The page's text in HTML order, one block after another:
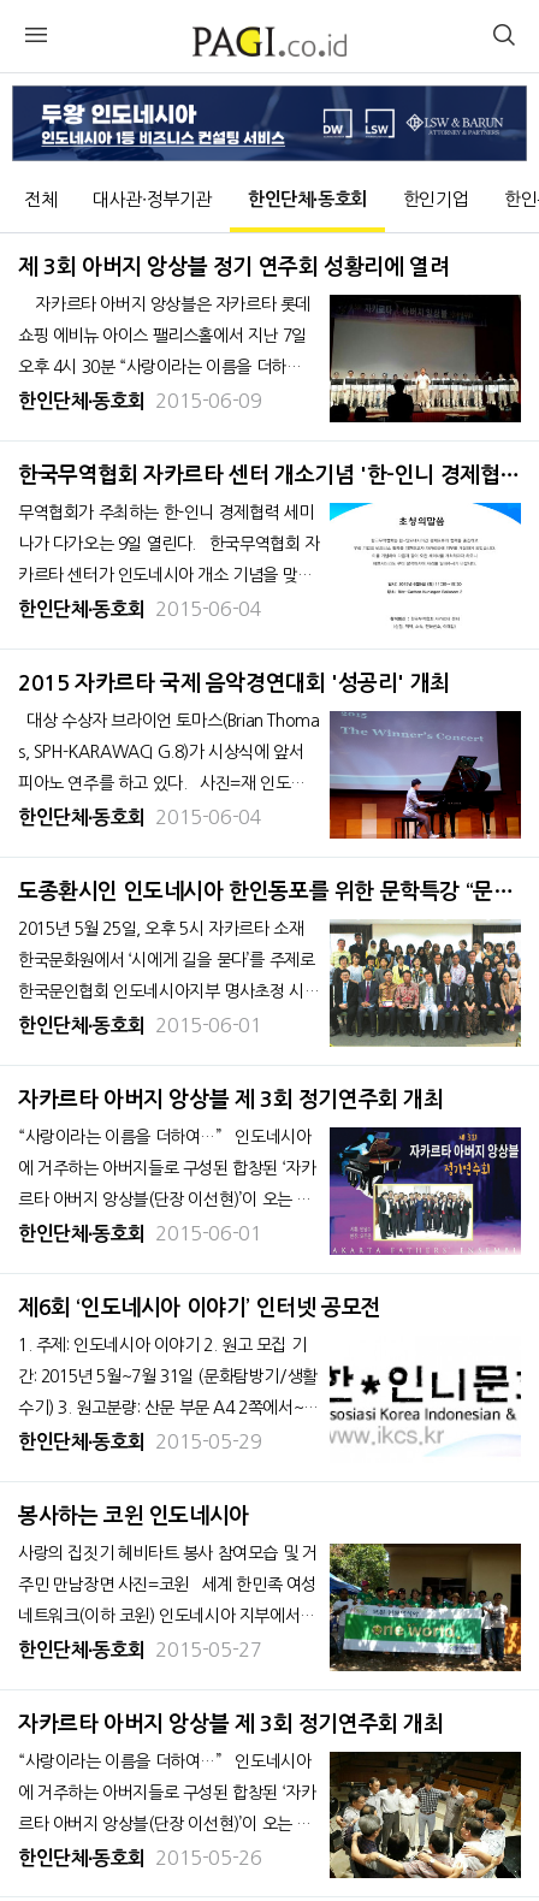
전체 대사관∙정부기관 한인단체∙동호회 한인기업 한
제 3회 아버지 앙상블 정기 연주회 성황리에 열려
쇼핑 에비뉴 아이스 팰리스홀에서 지난 7일
오후 4시 30분 “사랑이라는 이름을 더하
여…”라는 주제로 세 번째 정기연주회를 성황
버지들로 구성된 합창된 ‘자카르
한인단체∙동호회 2015-06-09
한국무역협회 자카르타 센터 개소기념 '한-인니 경제협력
세미나' 열려
무역협회가 주최하는 한-인니 경제협력 세미
나가 다가오는 9일 열린다. 한국무역협회 자
카르타 센터가 인도네시아 개소 기념을 맞아
한-인니 경제협력 세미나를 개최한다. 세미나
리츠 칼튼 꾸닝안 Ballroom2 에서 열릴 예정
한인단체∙동호회 2015-06-04
2015 자카르타 국제 음악경연대회 '성공리' 개최
s, SPH-KARAWACI G.8)가 시상식에 앞서
피아노 연주를 하고 있다. 사진=재 인도네
시아 음악협회 `2015년 자카르타 국제 음
제학교(JIKS) 나래홀에서
한인단체∙동호회 2015-06-04
도종환시인 인도네시아 한인동포를 위한 문학특강 “문학
은 우리에게 무엇을 주는가”
2015년 5월 25일, 오후 5시 자카르타 소재
한국문화원에서 ‘시에게 길을 묻다’를 주제로
한국문인협회 인도네시아지부 명사초정 시
낭송 및 문학 강연회가 열렸다. 이 자리에는
들이 참여한 가운데 열렸다. 이번 행사는 재
타경제신문&rs
한인단체∙동호회 2015-06-01
자카르타 아버지 앙상블 제 3회 정기연주회 개최
“사랑이라는 이름을 더하여…” 인도네시아
에 거주하는 아버지들로 구성된 합창된 ‘자카
르타 아버지 앙상블(단장 이선현)’이 오는 6
월 7일 롯데쇼핑에비뉴 4층 아이스팰리스에
아버지 앙상블 주최로 열리는 이번 연주회는
한인단체∙동호회 2015-06-01
제6회 ‘인도네시아 이야기’ 인터넷 공모전
1. 주제: 인도네시아 이야기 2. 원고 모집 기
간: 2015년 5월~7월 31일 (문화탐방기/생활
수기) 3. 원고분량: 산문 부문 A4 2쪽에서~5
쪽 / 시 부문 2편 4. 대상: 학생(만14세 이상
ovekoin@hotmail.com
milkway76@ha
한인단체∙동호회 2015-05-29
봉사하는 코윈 인도네시아
사랑의 집짓기 헤비타트 봉사 참여모습 및 거
주민 만남장면 사진=코윈 세계 한민족 여성
네트워크(이하 코윈) 인도네시아 지부에서는
사랑의 집 짓기 운동 “헤비타트”에 참여, 불우
가 마무리 된 23일에는 코윈 회원들이 페인
한인단체∙동호회 2015-05-27
자카르타 아버지 앙상블 제 3회 정기연주회 개최
“사랑이라는 이름을 더하여…” 인도네시아
에 거주하는 아버지들로 구성된 합창된 ‘자카
르타 아버지 앙상블(단장 이선현)’이 오는 6
월 7일 롯데쇼핑에비뉴 4층 아이스팰리스에
한인단체∙동호회 2015-05-26